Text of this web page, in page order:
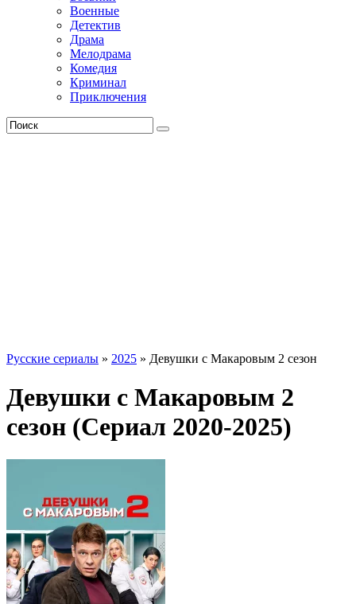
Военные
Детектив
Драма
Мелодрама
Комедия
Криминал
Приключения
Русские сериалы » 2025 » Девушки с Макаровым 2 сезон
Девушки с Макаровым 2
сезон (Сериал 2020-2025)